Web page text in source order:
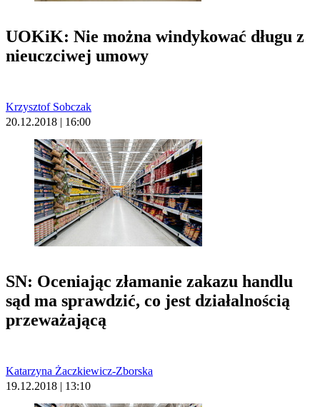
UOKiK: Nie można windykować długu z
nieuczciwej umowy
Krzysztof Sobczak
20.12.2018 | 16:00
SN: Oceniając złamanie zakazu handlu
sąd ma sprawdzić, co jest działalnością
przeważającą
Katarzyna Żaczkiewicz-Zborska
19.12.2018 | 13:10